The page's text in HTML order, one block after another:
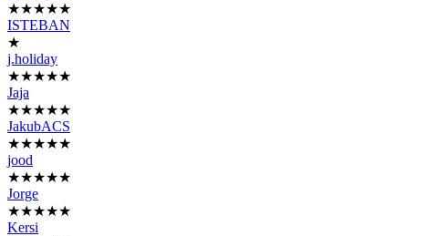
★★★★★
ISTEBAN
★
j.holiday
★★★★★
Jaja
★★★★★
JakubACS
★★★★★
jood
★★★★★
Jorge
★★★★★
Kersi